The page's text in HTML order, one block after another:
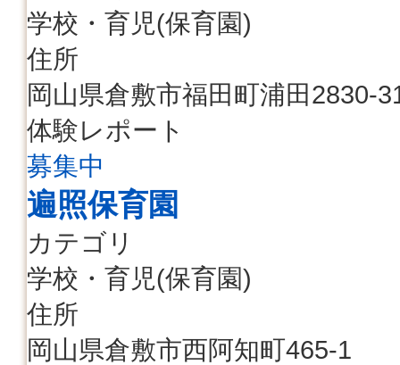
学校・育児(保育園)
住所
岡山県倉敷市福田町浦田2830-
体験レポート
募集中
遍照保育園
カテゴリ
学校・育児(保育園)
住所
岡山県倉敷市西阿知町465-1